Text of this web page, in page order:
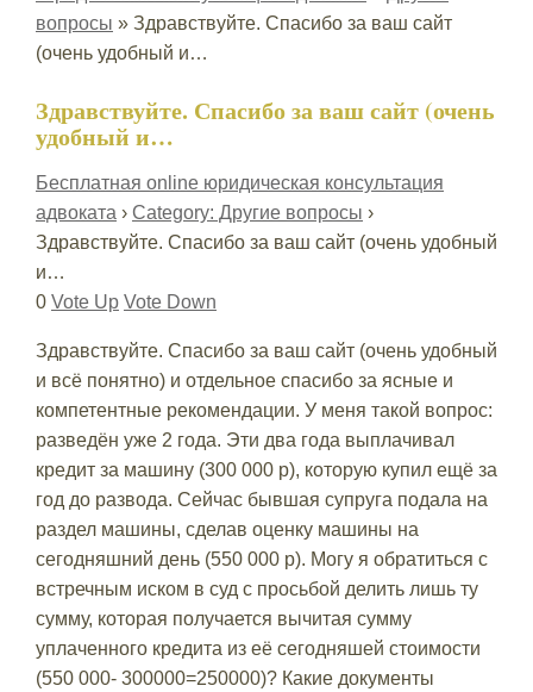
вопросы » Здравствуйте. Спасибо за ваш сайт
(очень удобный и…
Здравствуйте. Спасибо за ваш сайт (очень
удобный и…
Бесплатная online юридическая консультация
адвоката › Category: Другие вопросы ›
Здравствуйте. Спасибо за ваш сайт (очень удобный
и…
0 Vote Up Vote Down
Здравствуйте. Спасибо за ваш сайт (очень удобный
и всё понятно) и отдельное спасибо за ясные и
компетентные рекомендации. У меня такой вопрос:
разведён уже 2 года. Эти два года выплачивал
кредит за машину (300 000 р), которую купил ещё за
год до развода. Сейчас бывшая супруга подала на
раздел машины, сделав оценку машины на
сегодняшний день (550 000 р). Могу я обратиться с
встречным иском в суд с просьбой делить лишь ту
сумму, которая получается вычитая сумму
уплаченного кредита из её сегодняшей стоимости
(550 000- 300000=250000)? Какие документы